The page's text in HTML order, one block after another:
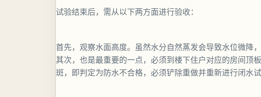
试验结束后，需从以下两方面进行验收：
首先，观察水面高度。虽然水分自然蒸发会导致水位微降
其次，也是最重要的一点，必须到楼下住户对应的房间顶
斑，即判定为防水不合格，必须铲除重做并重新进行闭水试